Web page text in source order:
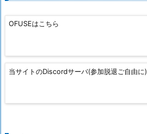
OFUSEはこちら
当サイトのDiscordサーバ(参加脱退ご自由に)